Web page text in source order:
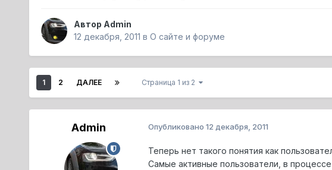
Автор Admin
12 декабря, 2011 в О сайте и форуме
1 2 ДАЛЕЕ Страница 1 из 2
Admin Опубликовано 12 декабря, 2011
Теперь нет такого понятия как
Самые активные пользователи, в процессе